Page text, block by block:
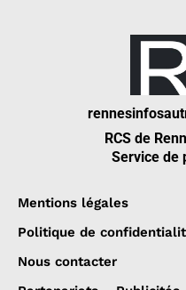
RCS de
Service de
Mentions légales
Politique de
Nous contacter